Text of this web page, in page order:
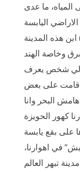
المياه، ما عدى
اليابسة
به. وماركوبولو (١٢٥٤-١٣٢٤م) ابن هذه المدينة
وخاصة الهند
لي شخص يعرف
قامت على بعض
البحر وانا
كهور الحويزة
على بقع يابسة
في اهوارنا،
تبهر العالم